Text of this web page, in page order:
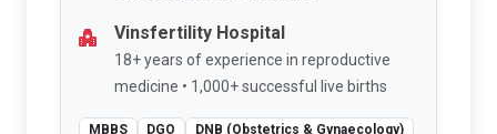
Vinsfertility Hospital
18+ years of experience in reproductive
medicine • 1,000+ successful live births
MBBS DGO
DNB (Obstetrics & Gynaecology)